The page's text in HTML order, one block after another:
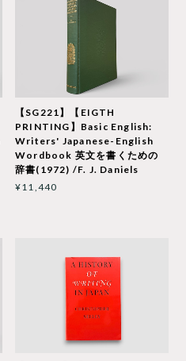
【SG221】【EIGTH
PRINTING】Basic English:
Writers' Japanese-English
Wordbook 英文を書くための
辞書(1972) /F. J. Daniels
¥11,440